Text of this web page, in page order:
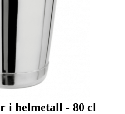
i helmetall - 80 cl